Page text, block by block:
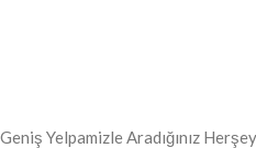
Geniş Yelpamizle Aradığınız